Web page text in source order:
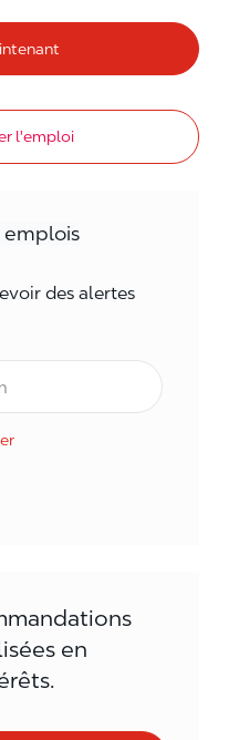
l'emploi
emplois
des alertes
en